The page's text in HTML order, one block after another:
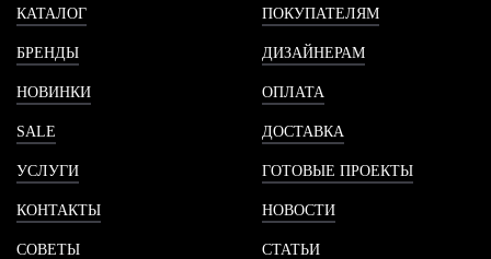
КАТАЛОГ
БРЕНДЫ
НОВИНКИ
SALE
УСЛУГИ
КОНТАКТЫ
СОВЕТЫ
ПОКУПАТЕЛЯМ
ДИЗАЙНЕРАМ
ОПЛАТА
ДОСТАВКА
ГОТОВЫЕ ПРОЕКТЫ
НОВОСТИ
СТАТЬИ